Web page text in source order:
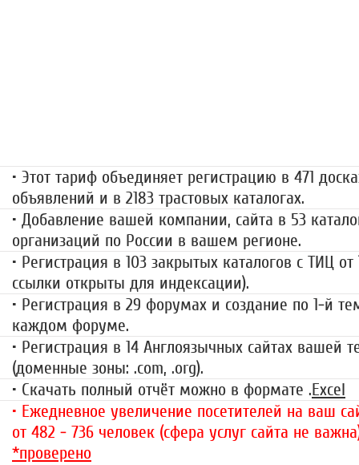
• Этот тариф объединяет регистрацию в 471
объявлений и в 2183 трастовых каталогах.
• Добавление вашей компании, сайта в 53
организаций по России в вашем регионе.
• Регистрация в 103 закрытых каталогов с ТИЦ от
ссылки открыты для индексации).
• Регистрация в 29 форумах и создание по 1-й
каждом форуме.
• Регистрация в 14 Англоязычных сайтах вашей
(доменные зоны: .com, .org).
• Скачать полный отчёт можно в формате .Excel
• Ежедневное увеличение посетителей на ваш
от 482 - 736 человек (сфера услуг сайта не
*проверено